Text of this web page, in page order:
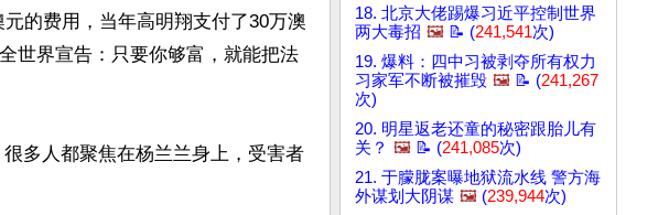
的费用，当年高明翔支付了30万澳
世界宣告：只要你够富，就能把法
多人都聚焦在杨兰兰身上，受害者
18. 北京大佬踢爆习近平控制世界
两大毒招 🖼️ 📝 (241,541次)
19. 爆料：四中习被剥夺所有权力
习家军不断被摧毁 🖼️ 📝 (241,267
次)
20. 明星返老还童的秘密跟胎儿有
关？ 🖼️ 📝 (241,085次)
21. 于朦胧案曝地狱流水线 警方海
外谋划大阴谋 🖼️ (239,944次)